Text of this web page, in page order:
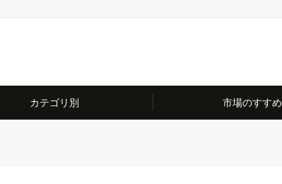
カテゴリ別 市場のすすめ